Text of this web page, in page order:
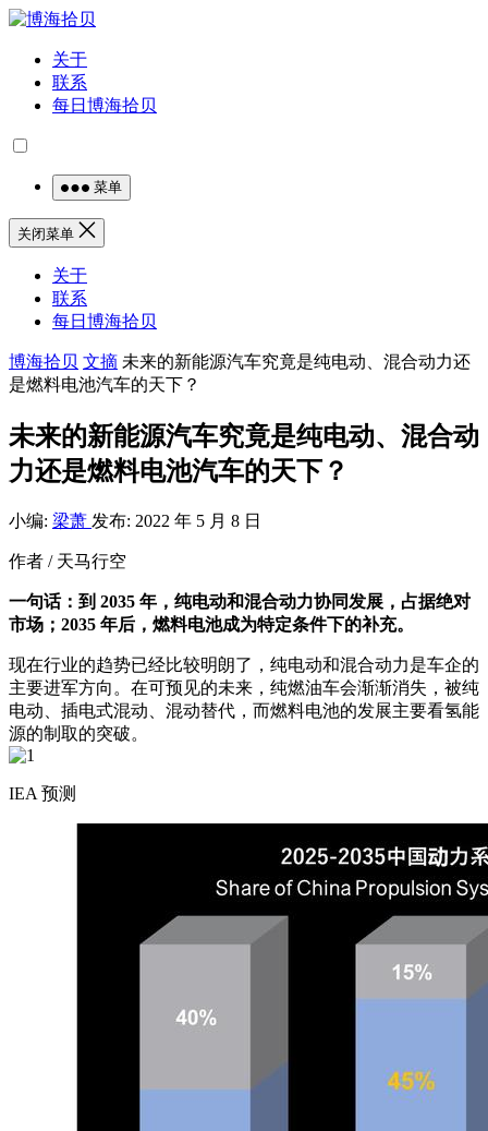
关于
联系
每日博海拾贝
菜单
关闭菜单
关于
联系
每日博海拾贝
博海拾贝 文摘 未来的新能源汽车究竟是纯电动、混合动力还
是燃料电池汽车的天下？
未来的新能源汽车究竟是纯电动、混合动
力还是燃料电池汽车的天下？
小编: 梁萧 发布: 2022 年 5 月 8 日
作者 / 天马行空
一句话：到 2035 年，纯电动和混合动力协同发展，占据绝对
市场；2035 年后，燃料电池成为特定条件下的补充。
现在行业的趋势已经比较明朗了，纯电动和混合动力是车企的
主要进军方向。在可预见的未来，纯燃油车会渐渐消失，被纯
电动、插电式混动、混动替代，而燃料电池的发展主要看氢能
源的制取的突破。
IEA 预测